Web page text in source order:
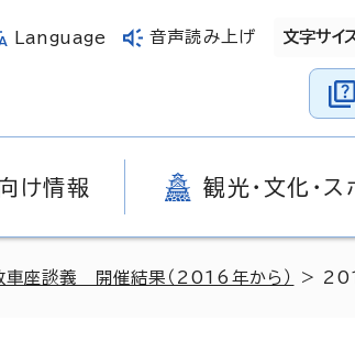
Language 音声読み上げ 文字サイ
け情報 観光・文化・ス
車座談義 開催結果（2016年から） >